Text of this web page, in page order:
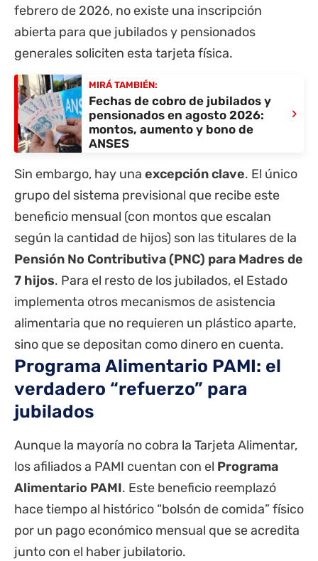
febrero de 2026, no existe una inscripción
abierta para que jubilados y pensionados
generales soliciten esta tarjeta física.
MIRÁ TAMBIÉN:
Fechas de cobro de jubilados y
pensionados en agosto 2026:
montos, aumento y bono de
ANSES
›
Sin embargo, hay una excepción clave. El único
grupo del sistema previsional que recibe este
beneficio mensual (con montos que escalan
según la cantidad de hijos) son las titulares de la
Pensión No Contributiva (PNC) para Madres de
7 hijos. Para el resto de los jubilados, el Estado
implementa otros mecanismos de asistencia
alimentaria que no requieren un plástico aparte,
sino que se depositan como dinero en cuenta.
Programa Alimentario PAMI: el
verdadero “refuerzo” para
jubilados
Aunque la mayoría no cobra la Tarjeta Alimentar,
los afiliados a PAMI cuentan con el Programa
Alimentario PAMI. Este beneficio reemplazó
hace tiempo al histórico “bolsón de comida” físico
por un pago económico mensual que se acredita
junto con el haber jubilatorio.